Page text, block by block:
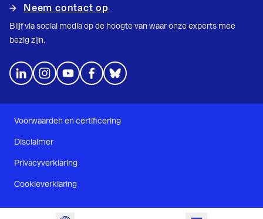
Neem contact op
Blijf via social media op de hoogte van waar onze experts mee
bezig zijn.
Voorwaarden en certificering
Disclaimer
Privacyverklaring
Cookieverklaring